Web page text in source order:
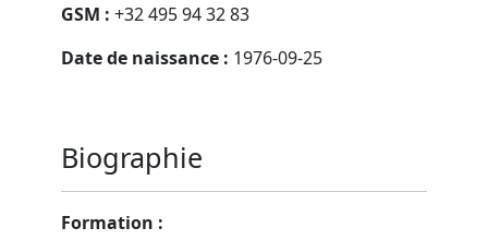
GSM : +32 495 94 32 83
Date de naissance : 1976-09-25
Biographie
Formation :